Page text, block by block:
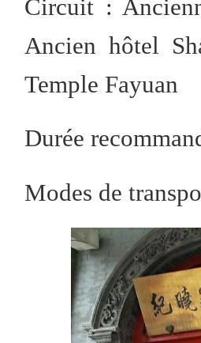
Circuit :
Ancien hôtel
Temple Fayuan
Durée
Modes de